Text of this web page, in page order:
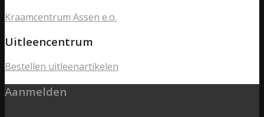
Kraamcentrum Assen e.o.
Uitleencentrum
Bestellen uitleenartikelen
Aanmelden